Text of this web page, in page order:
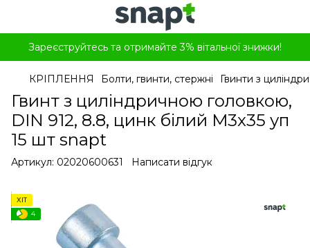
Зареєструйтесь та отримайте 3% вітальної знижки!
КРІПЛЕННЯ Болти, гвинти, стержні Гвинти з
Гвинт з циліндричною головкою,
DIN 912, 8.8, цинк білий M3x35 уп
15 шт snapt
Артикул: 02020600631 Написати відгук
ХІТ
4